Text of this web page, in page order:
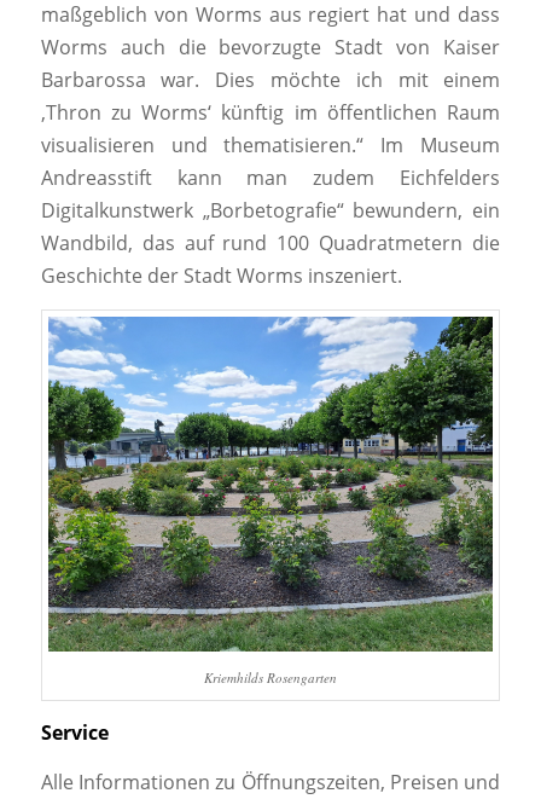
maßgeblich von Worms aus regiert hat und dass
Worms auch die bevorzugte Stadt von Kaiser
Barbarossa war. Dies möchte ich mit einem
‚Thron zu Worms‘ künftig im öffentlichen Raum
visualisieren und thematisieren.“ Im Museum
Andreasstift kann man zudem Eichfelders
Digitalkunstwerk „Borbetografie“ bewundern, ein
Wandbild, das auf rund 100 Quadratmetern die
Geschichte der Stadt Worms inszeniert.
Kriemhilds Rosengarten
Service
Alle Informationen zu Öffnungszeiten, Preisen und